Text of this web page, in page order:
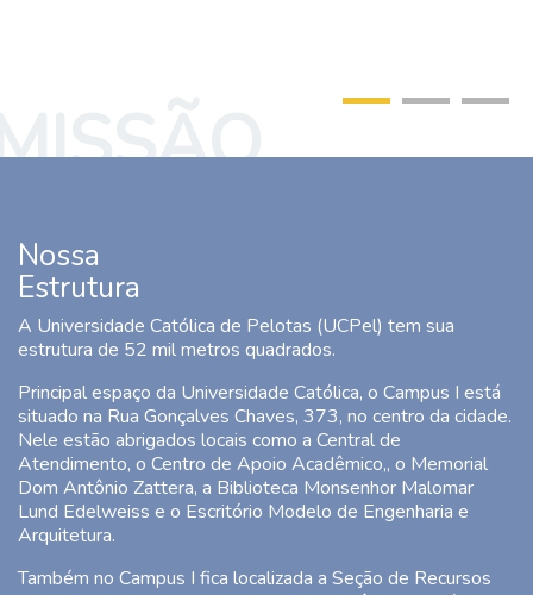
Nossa
Estrutura
A Universidade Católica de Pelotas (UCPel) tem sua
estrutura de 52 mil metros quadrados.
Principal espaço da Universidade Católica, o Campus I está
situado na Rua Gonçalves Chaves, 373, no centro da cidade.
Nele estão abrigados locais como a Central de
Atendimento, o Centro de Apoio Acadêmico,, o Memorial
Dom Antônio Zattera, a Biblioteca Monsenhor Malomar
Lund Edelweiss e o Escritório Modelo de Engenharia e
Arquitetura.
Também no Campus I fica localizada a Seção de Recursos